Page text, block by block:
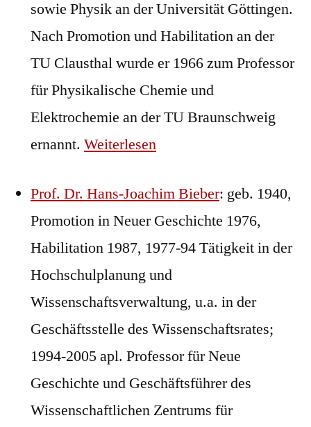
sowie Physik an der Universität Göttingen.
Nach Promotion und Habilitation an der
TU Clausthal wurde er 1966 zum Professor
für Physikalische Chemie und
Elektrochemie an der TU Braunschweig
ernannt. Weiterlesen
Prof. Dr. Hans-Joachim Bieber: geb. 1940,
Promotion in Neuer Geschichte 1976,
Habilitation 1987, 1977-94 Tätigkeit in der
Hochschulplanung und
Wissenschaftsverwaltung, u.a. in der
Geschäftsstelle des Wissenschaftsrates;
1994-2005 apl. Professor für Neue
Geschichte und Geschäftsführer des
Wissenschaftlichen Zentrums für